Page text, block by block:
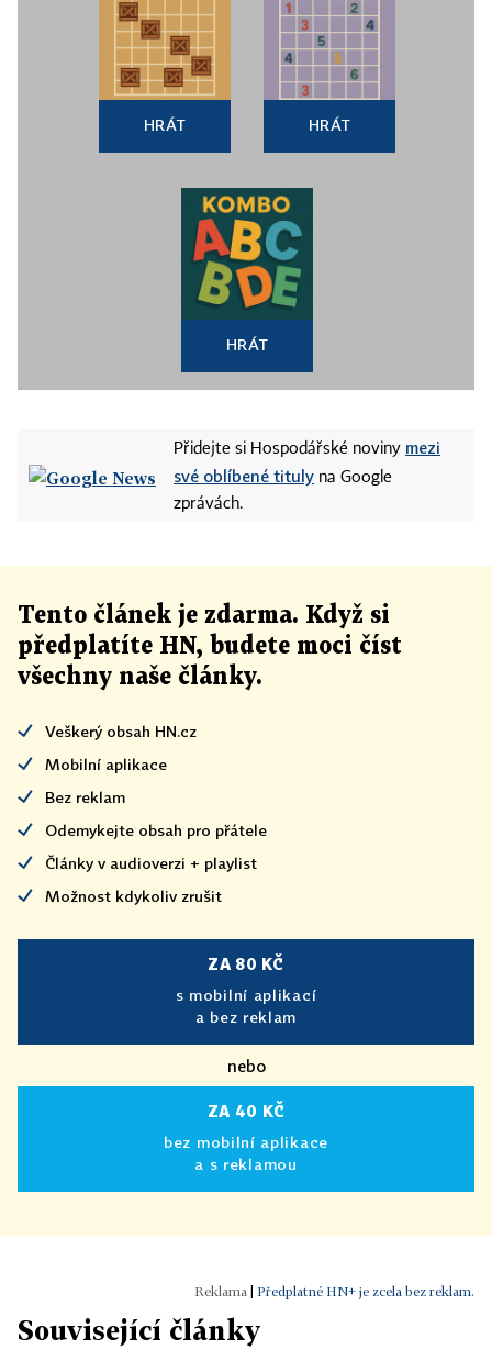
HRÁT HRÁT
HRÁT
Přidejte si Hospodářské noviny mezi
své oblíbené tituly na Google
zprávách.
Tento článek je zdarma. Když si
předplatíte HN, budete moci číst
všechny naše články.
Veškerý obsah HN.cz
Mobilní aplikace
Bez reklam
Odemykejte obsah pro přátele
Články v audioverzi + playlist
Možnost kdykoliv zrušit
ZA 80 KČ
s mobilní aplikací
a bez reklam
nebo
ZA 40 KČ
bez mobilní aplikace
a s reklamou
Předplatné HN+ je zcela bez reklam.
Související články